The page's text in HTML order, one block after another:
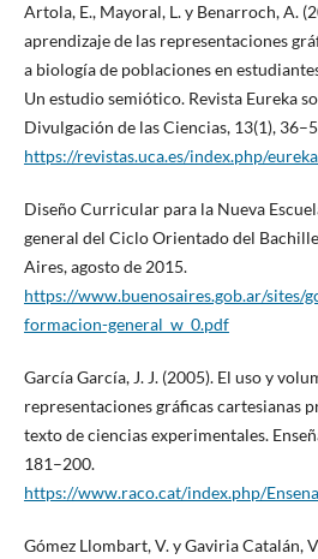
Artola, E., Mayoral, L. y Benarroch, A.
aprendizaje de las representaciones
a biología de poblaciones en
Un estudio semiótico. Revista Eureka
Divulgación de las Ciencias, 13(1),
https://revistas.uca.es/index.php/
Diseño Curricular para la Nueva
general del Ciclo Orientado del
Aires, agosto de 2015.
https://www.buenosaires.gob.ar/sites/
formacion-general_w_0.pdf
García García, J. J. (2005). El uso y
representaciones gráficas cartesianas
texto de ciencias experimentales.
181–200.
https://www.raco.cat/index.php/
Gómez Llombart, V. y Gaviria Catalán,